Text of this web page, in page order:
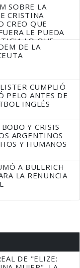
SOBRE LA
CRISTINA
CREO QUE
LE PUEDA
LO QUE
DE LA
CUMPLIÓ
PELO ANTES DE
INGLÉS
Y CRISIS
ARGENTINOS
Y HUMANOS
A BULLRICH
LA RENUNCIA
DE "ELIZE: